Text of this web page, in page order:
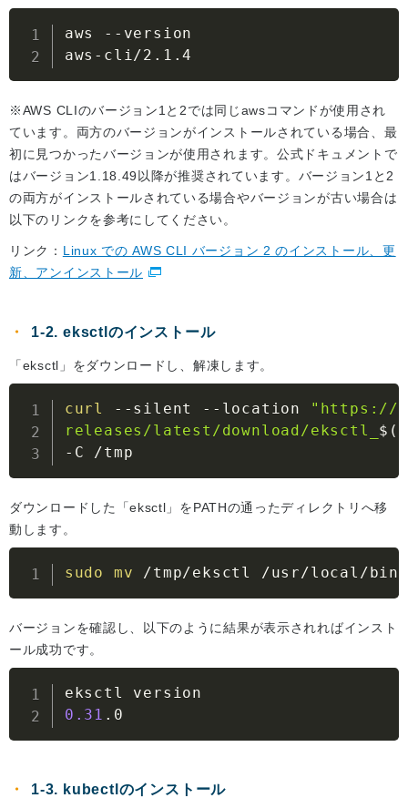
aws
--version
aws-cli/2.1.4
※AWS CLIのバージョン1と2では同じawsコマンドが使用され
ています。両方のバージョンがインストールされている場合、最
初に見つかったバージョンが使用されます。公式ドキュメントで
はバージョン1.18.49以降が推奨されています。バージョン1と2
の両方がインストールされている場合やバージョンが古い場合は
以下のリンクを参考にしてください。
リンク： Linux での AWS CLI バージョン 2 のインストール、更
新、アンインストール
1-2. eksctlのインストール
「eksctl」をダウンロードし、解凍します。
curl --silent --location
"https://
releases/latest/download/eksctl_ $(
-C /tmp
ダウンロードした「eksctl」をPATHの通ったディレクトリへ移
動します。
sudo mv /tmp/eksctl /usr/local/bin
バージョンを確認し、以下のように結果が表示されればインスト
ール成功です。
0.31 .0
1-3. kubectlのインストール